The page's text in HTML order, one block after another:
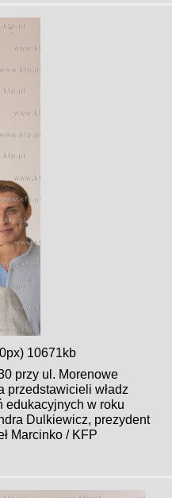
10671kb
przy ul. Morenowe
przedstawicieli władz
edukacyjnych w roku
Dulkiewicz, prezydent
Marcinko / KFP